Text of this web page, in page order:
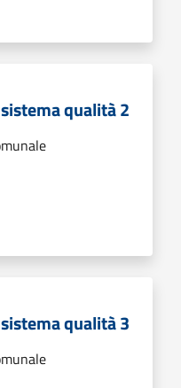
qualità 2
qualità 3